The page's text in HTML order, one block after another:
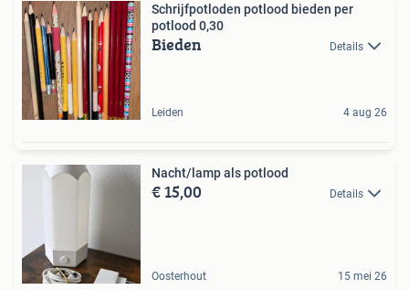
Schrijfpotloden potlood bieden per
potlood 0,30
Bieden Details
Leiden 4 aug 26
Nacht/lamp als potlood
€ 15,00 Details
Oosterhout 15 mei 26